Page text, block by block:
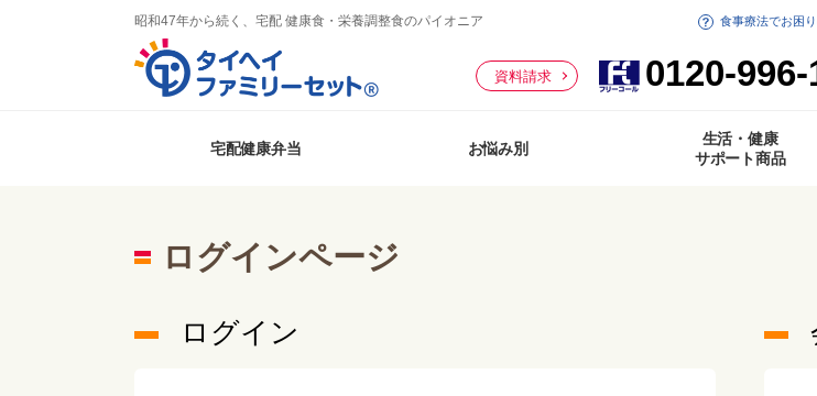
昭和47年から続く、宅配 健康食・栄養調整食のパイオニア
資料請求 0120-996-
食事療法でお困
宅配健康弁当 お悩み別
生活・健康
サポート商品
ログインページ
ログイン